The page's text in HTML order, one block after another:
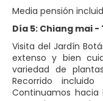
Media pensión
Día 5: Chiang mai
Visita del Jardín
extenso y bien
variedad de
Recorrido
Continuamos hacia